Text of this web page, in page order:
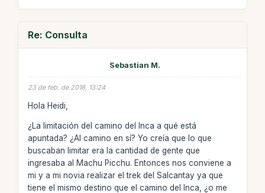
Re: Consulta
Sebastian M.
23 de feb. de 2018, 13:24
Hola Heidi,
¿La limitación del camino del Inca a qué está
apuntada? ¿Al camino en sí? Yo creía que lo que
buscaban limitar era la cantidad de gente que
ingresaba al Machu Picchu. Entonces nos conviene a
mi y a mi novia realizar el trek del Salcantay ya que
tiene el mismo destino que el camino del Inca, ¿o me